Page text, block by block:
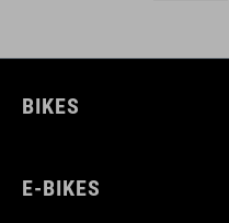
BIKES
E-BIKES